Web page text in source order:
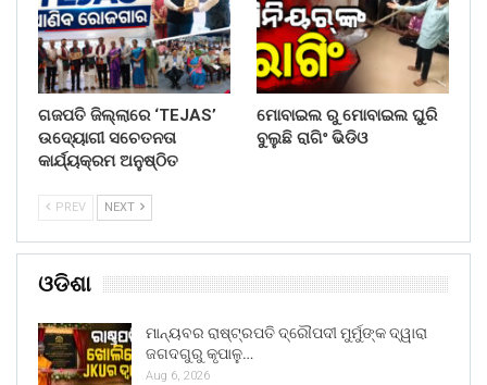
ଗଜପତି ଜିଲ୍ଲାରେ ‘TEJAS’
ଉଦ୍ୟୋଗୀ ସଚେତନତା
କାର୍ଯ୍ୟକ୍ରମ ଅନୁଷ୍ଠିତ
ମୋବାଇଲ ରୁ ମୋବାଇଲ ଘୁରି
ବୁଲୁଛି ରାଗିଂ ଭିଡିଓ
PREV NEXT
ଓଡିଶା
ମାନ୍ୟବର ରାଷ୍ଟ୍ରପତି ଦ୍ରୌପଦୀ ମୁର୍ମୁଙ୍କ ଦ୍ୱାରା
ଜଗଦଗୁରୁ କୃପାଳୁ…
Aug 6, 2026